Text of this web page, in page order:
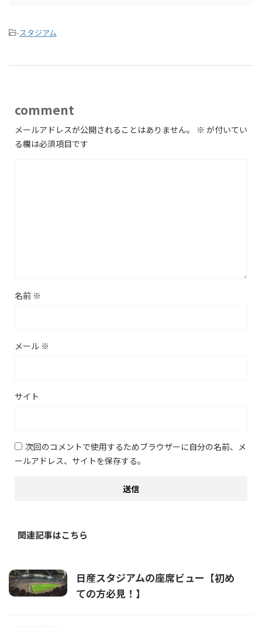
-スタジアム
comment
メールアドレスが公開されることはありません。 ※ が付いてい
る欄は必須項目です
名前 ※
メール ※
サイト
次回のコメントで使用するためブラウザーに自分の名前、メ
ールアドレス、サイトを保存する。
関連記事はこちら
日産スタジアムの座席ビュー【初め
ての方必見！】